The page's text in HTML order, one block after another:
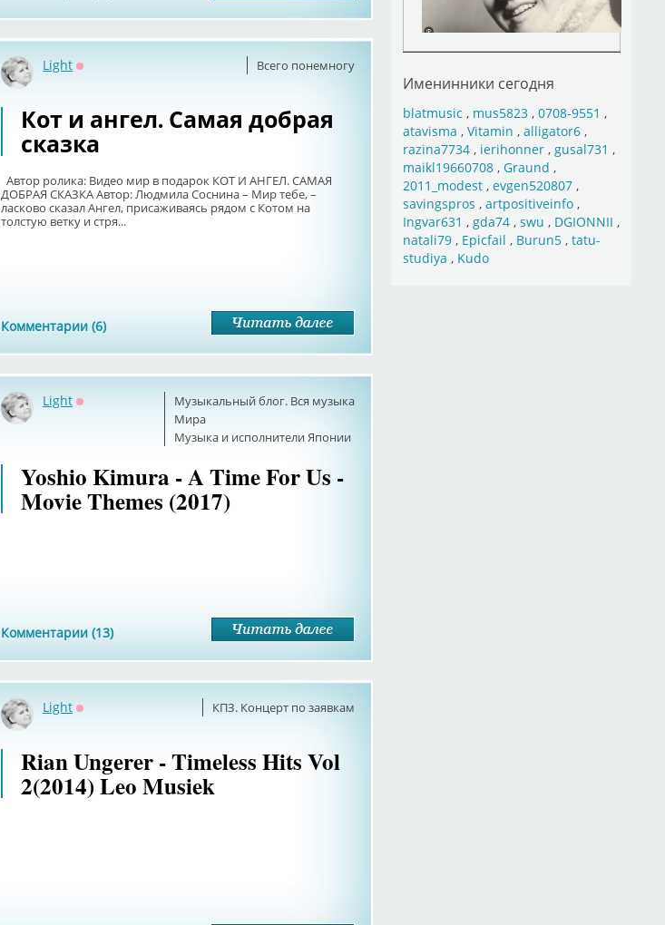
Всего понемногу
Light
Кот и ангел. Самая добрая
сказка
Автор ролика: Видео мир в подарок КОТ И АНГЕЛ. САМАЯ
ДОБРАЯ СКАЗКА Автор: Людмила Соснина – Мир тебе, –
ласково сказал Ангел, присаживаясь рядом с Котом на
толстую ветку и стря...
Комментарии (6)
Музыкальный блог. Вся музыка
Мира
Музыка и исполнители Японии
Light
Yoshio Kimura - A Time For Us -
Movie Themes (2017)
Комментарии (13)
КПЗ. Концерт по заявкам
Light
Rian Ungerer - Timeless Hits Vol
2(2014) Leo Musiek
Именинники сегодня
blatmusic , mus5823, 0708-9551 ,
atavisma , Vitamin , alligator6,
razina7734, ierihonner, gusal731 ,
maikl19660708, Graund ,
2011_modest, evgen520807,
savingspros , artpositiveinfo,
Ingvar631 , gda74, swu , DGIONNII ,
natali79, Epicfail , Burun5, tatu-
studiya , Kudo